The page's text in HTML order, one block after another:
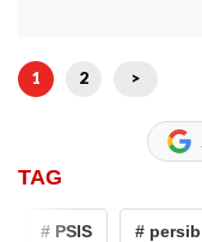
1 2 >
TAG
# PSIS # persib